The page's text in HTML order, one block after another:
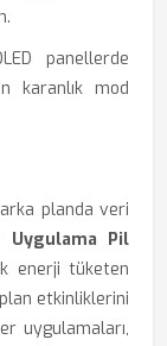
panellerde
karanlık mod
planda veri
Pil
enerji tüketen
etkinliklerini
uygulamaları,